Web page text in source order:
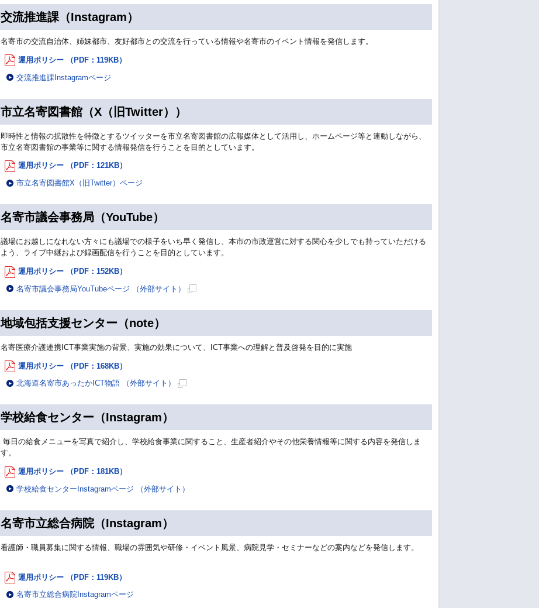
交流推進課（Instagram）
名寄市の交流自治体、姉妹都市、友好都市との交流を行っている情報や名寄市のイベント情報を発信します。
運用ポリシー （PDF：119KB）
交流推進課Instagramページ
市立名寄図書館（X（旧Twitter））
即時性と情報の拡散性を特徴とするツイッターを市立名寄図書館の広報媒体として活用し、ホームページ等と連動しながら、
市立名寄図書館の事業等に関する情報発信を行うことを目的としています。
運用ポリシー （PDF：121KB）
市立名寄図書館X（旧Twitter）ページ
名寄市議会事務局（YouTube）
議場にお越しになれない方々にも議場での様子をいち早く発信し、本市の市政運営に対する関心を少しでも持っていただける
よう、ライブ中継および録画配信を行うことを目的としています。
運用ポリシー （PDF：152KB）
名寄市議会事務局YouTubeページ （外部サイト）
地域包括支援センター（note）
名寄医療介護連携ICT事業実施の背景、実施の効果について、ICT事業への理解と普及啓発を目的に実施
運用ポリシー （PDF：168KB）
北海道名寄市あったかICT物語 （外部サイト）
き
学校給食センター（Instagram）
毎⽇の給⾷メニューを写真で紹介し、学校給⾷事業に関すること、⽣産者紹介やその他栄養情報等に関する内容を発信しま
す。
運用ポリシー （PDF：181KB）
学校給食センターInstagramページ （外部サイト）
名寄市立総合病院（Instagram）
看護師・職員募集に関する情報、職場の雰囲気や研修・イベント風景、病院見学・セミナーなどの案内などを発信します。
運用ポリシー （PDF：119KB）
名寄市立総合病院Instagramページ